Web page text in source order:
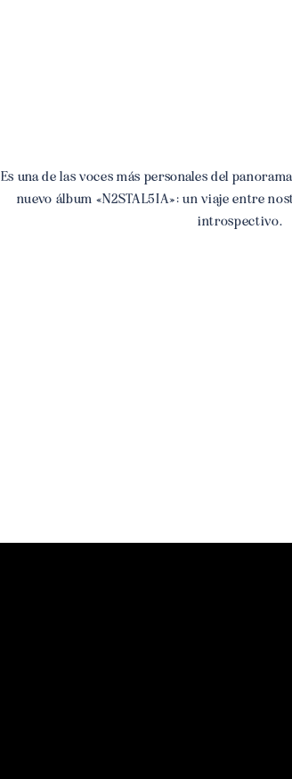
Es una de las voces más personales del
nuevo álbum «N2STAL5IA»: un viaje entre
introspectivo.